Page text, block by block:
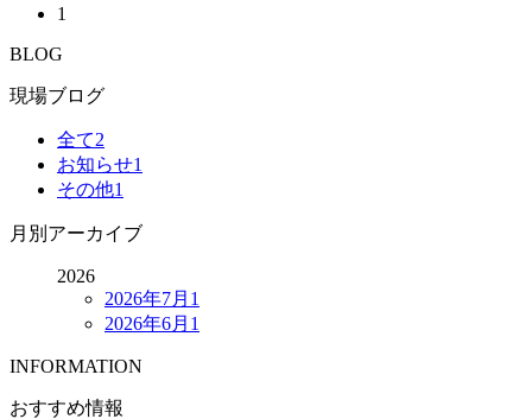
1
BLOG
現場ブログ
全て2
お知らせ1
その他1
月別アーカイブ
2026
2026年7月 1
2026年6月 1
INFORMATION
おすすめ情報